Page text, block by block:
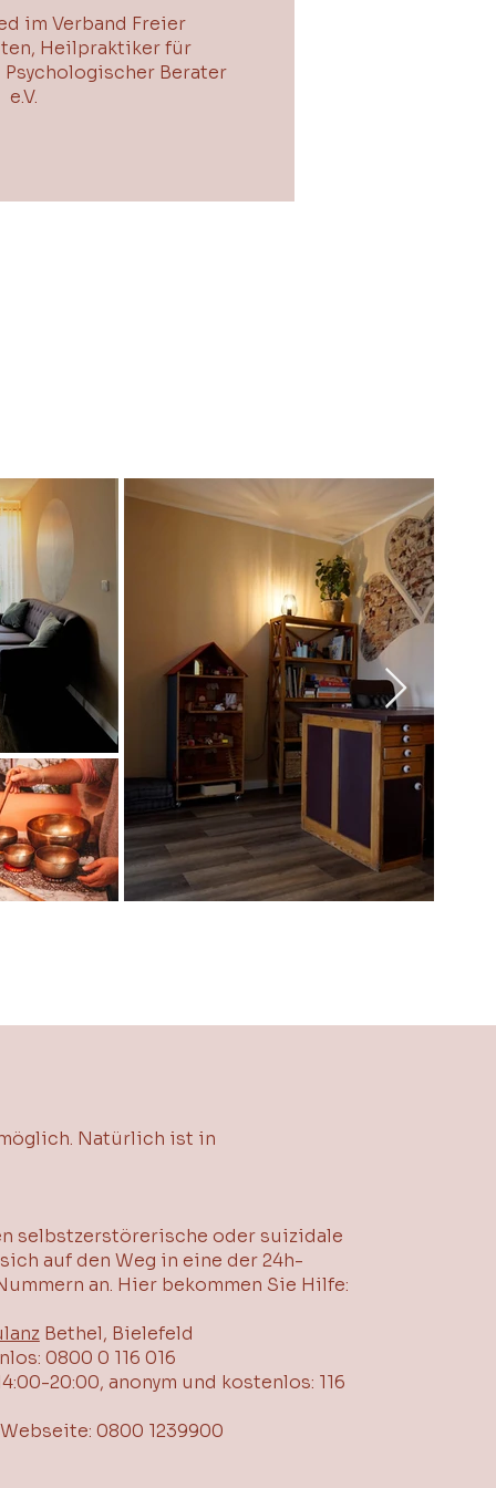
im Verband Freier
Heilpraktiker für
Berater
e.V.
Natürlich ist in
selbstzerstörerische oder suizidale
auf den Weg in eine der 24h-
an. Hier bekommen Sie Hilfe:
Bethel, Bielefeld
0800 0 116 016
20:00, anonym und kostenlos: 116
0800 1239900